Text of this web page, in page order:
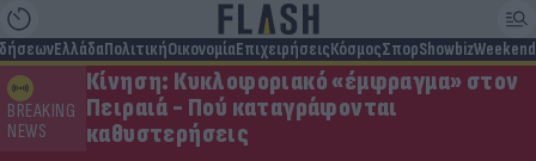
ΕλλάδαΠολιτικήΟικονομίαΕπιχειρήσειςΚόσμοςΣπορShowbizWeekend
BREAKING
NEWS
Κίνηση: Κυκλοφοριακό «έμφραγμα» στον
Πειραιά - Πού καταγράφονται
καθυστερήσεις